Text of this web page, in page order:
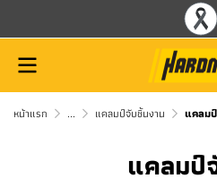
หน้าแรก ... แคลมป์จับชิ้นงาน แคลม
แคลมป์